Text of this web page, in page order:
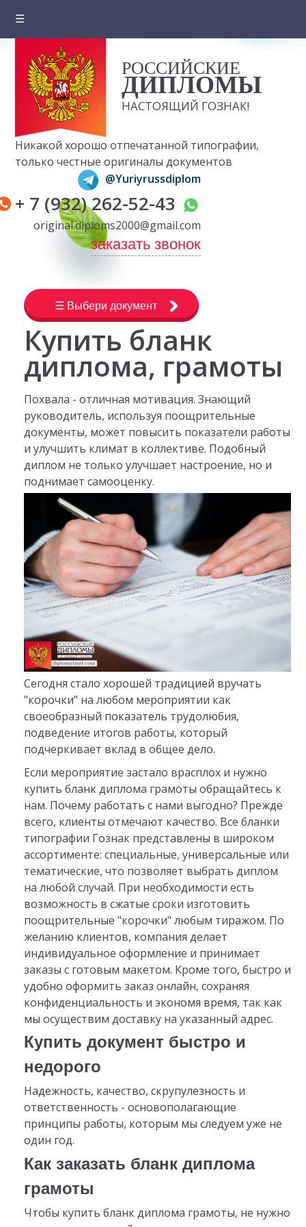
☰
О компании
Цены на документы
Вопросы и ответы
Отзывы клиентов
Оплата и доставка
Контакты
РОССИЙСКИЕ
ДИПЛОМЫ
НАСТОЯЩИЙ ГОЗНАК!
Никакой хорошо отпечатанной типографии,
только честные оригиналы документов
@Yuriyrussdiplom
+ 7 (932) 262-52-43
original.diploms2000@gmail.com
заказать звонок
☰ Выбери документ
Купить бланк
диплома, грамоты
Похвала - отличная мотивация. Знающий
руководитель, используя поощрительные
документы, может повысить показатели работы
и улучшить климат в коллективе. Подобный
диплом не только улучшает настроение, но и
поднимает самооценку.
Сегодня стало хорошей традицией вручать
"корочки" на любом мероприятии как
своеобразный показатель трудолюбия,
подведение итогов работы, который
подчеркивает вклад в общее дело.
Если мероприятие застало врасплох и нужно
купить бланк диплома грамоты обращайтесь к
нам. Почему работать с нами выгодно? Прежде
всего, клиенты отмечают качество. Все бланки
типографии Гознак представлены в широком
ассортименте: специальные, универсальные или
тематические, что позволяет выбрать диплом
на любой случай. При необходимости есть
возможность в сжатые сроки изготовить
поощрительные "корочки" любым тиражом. По
желанию клиентов, компания делает
индивидуальное оформление и принимает
заказы с готовым макетом. Кроме того, быстро и
удобно оформить заказ онлайн, сохраняя
конфиденциальность и экономя время, так как
мы осуществим доставку на указанный адрес.
Купить документ быстро и
недорого
Надежность, качество, скрупулезность и
ответственность - основополагающие
принципы работы, которым мы следуем уже не
один год.
Как заказать бланк диплома
грамоты
Чтобы купить бланк диплома грамоты, не нужно